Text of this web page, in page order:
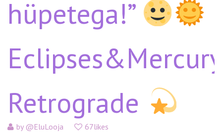
hüpetega!”
Eclipses&Mercury
Retrograde
by @EluLooja 67likes